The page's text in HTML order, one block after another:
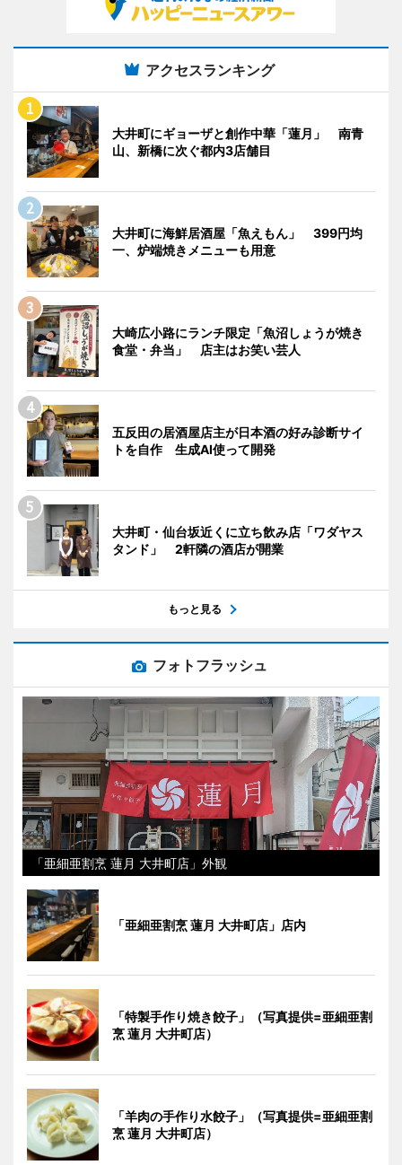
アクセスランキング
大井町にギョーザと創作中華「蓮月」 南青
山、新橋に次ぐ都内3店舗目
大井町に海鮮居酒屋「魚えもん」 399円均
一、炉端焼きメニューも用意
大崎広小路にランチ限定「魚沼しょうが焼き
食堂・弁当」 店主はお笑い芸人
五反田の居酒屋店主が日本酒の好み診断サイ
トを自作 生成AI使って開発
大井町・仙台坂近くに立ち飲み店「ワダヤス
タンド」 2軒隣の酒店が開業
もっと見る
フォトフラッシュ
「亜細亜割烹 蓮月 大井町店」外観
「亜細亜割烹 蓮月 大井町店」店内
「特製手作り焼き餃子」（写真提供=亜細亜割
烹 蓮月 大井町店）
「羊肉の手作り水餃子」（写真提供=亜細亜割
烹 蓮月 大井町店）